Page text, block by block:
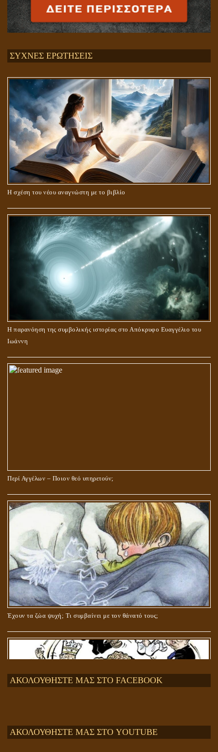
ΣΥΧΝΕΣ ΕΡΩΤΗΣΕΙΣ
Η σχέση του νέου αναγνώστη με το βιβλίο
Η παρανόηση της συμβολικής ιστορίας στο Απόκρυφο Ευαγγέλιο του
Ιωάννη
Περί Αγγέλων – Ποιον θεό υπηρετούν;
Έχουν τα ζώα ψυχή; Τι συμβαίνει με τον θάνατό τους;
ΑΚΟΛΟΥΘΗΣΤΕ ΜΑΣ ΣΤΟ FACEBOOK
ΑΚΟΛΟΥΘΗΣΤΕ ΜΑΣ ΣΤΟ YOUTUBE